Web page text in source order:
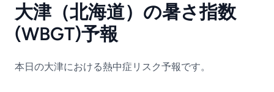
大津（北海道）の暑さ指数
(WBGT)予報
本日の大津における熱中症リスク予報です。